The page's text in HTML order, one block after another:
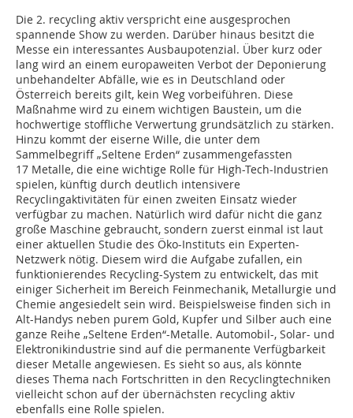
Die 2. recycling aktiv verspricht eine ausgesprochen
spannende Show zu werden. Darüber hinaus besitzt die
Messe ein interessantes Ausbaupotenzial. Über kurz oder
lang wird an einem europaweiten Verbot der Deponierung
unbehandelter Abfälle, wie es in Deutschland oder
Österreich bereits gilt, kein Weg vorbeiführen. Diese
Maßnahme wird zu einem wichtigen Baustein, um die
hochwertige stoffliche Verwertung grundsätzlich zu stärken.
Hinzu kommt der eiserne Wille, die unter dem
Sammelbegriff „Seltene Erden“ zusammengefassten
17 Metalle, die eine wichtige Rolle für High-Tech-Industrien
spielen, künftig durch deutlich intensivere
Recyclingaktivitäten für einen zweiten Einsatz wieder
verfügbar zu machen. Natürlich wird dafür nicht die ganz
große Maschine gebraucht, sondern zuerst einmal ist laut
einer aktuellen Studie des Öko-Instituts ein Experten-
Netzwerk nötig. Diesem wird die Aufgabe zufallen, ein
funktionierendes Recycling-System zu entwickelt, das mit
einiger Sicherheit im Bereich Feinmechanik, Metallurgie und
Chemie angesiedelt sein wird. Beispielsweise finden sich in
Alt-Handys neben purem Gold, Kupfer und Silber auch eine
ganze Reihe „Seltene Erden“-Metalle. Automobil-, Solar- und
Elektronikindustrie sind auf die permanente Verfügbarkeit
dieser Metalle angewiesen. Es sieht so aus, als könnte
dieses Thema nach Fortschritten in den Recyclingtechniken
vielleicht schon auf der übernächsten recycling aktiv
ebenfalls eine Rolle ­spielen.